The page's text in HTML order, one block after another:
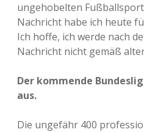
ungehobelten
Nachricht habe ich heute
Ich hoffe, ich werde nach
Nachricht nicht gemäß
Der kommende
aus.
Die ungefähr 400